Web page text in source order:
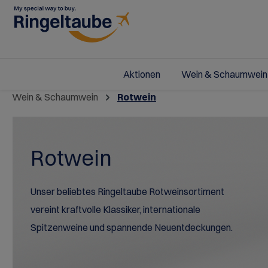
Zur Hauptnavigation springen
Aktionen
Aktuelle AngeboteWein & Schaumwein
Alle Weine &
Schaumweine
First & Business Class
Alle Spirituosen
Wodka
Parfum & Kosmetik
Raumdüfte
Alle Aviation Artikel
Alle Feinkost &
Süßigkeiten
Stores
Wein & Schaumwein Rotwein
Rotwein
Unser beliebtes Ringeltaube Rotweinsortiment
vereint kraftvolle Klassiker, internationale
Spitzenweine und spannende Neuentdeckungen.